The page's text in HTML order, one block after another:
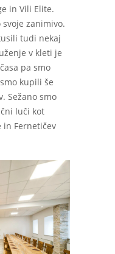
in Vili Elite.
zanimivo.
tudi nekaj
v kleti je
pa smo
kupili še
Sežano smo
luči kot
in Fernetičev